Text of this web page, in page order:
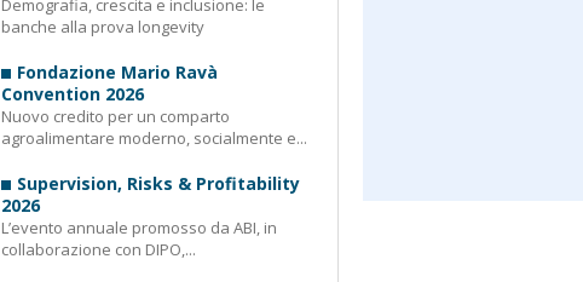
Demografia, crescita e inclusione: le
banche alla prova longevity
Fondazione Mario Ravà
Convention 2026
Nuovo credito per un comparto
agroalimentare moderno, socialmente e...
Supervision, Risks & Profitability
2026
L’evento annuale promosso da ABI, in
collaborazione con DIPO,...